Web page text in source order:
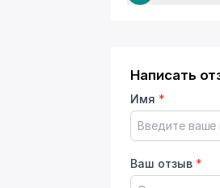
Написать
Имя *
Ваш отзыв *